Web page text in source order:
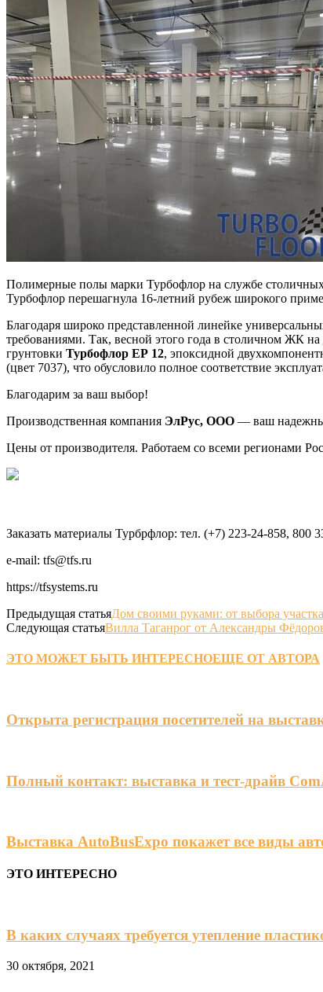
Полимерные полы марки Турбофлор на службе
Турбофлор перешагнула 16-летний рубеж широкого
Благодаря широко представленной линейке
требованиями. Так, весной этого года в столичном ЖК
грунтовки Турбофлор ЕР 12, эпоксидной
(цвет 7037), что обусловило полное соответствие
Благодарим за ваш выбор!
Производственная компания ЭлРус, ООО — ваш
Цены от производителя. Работаем со всеми регионами
Заказать материалы Турбрфлор: тел. (+7) 223-24-858, 800
e-mail: tfs@tfs.ru
https://tfsystems.ru
Предыдущая статьяДом своими руками: от выбора
Следующая статьяВилла Таганрог от Александры
ЭТО МОЖЕТ БЫТЬ ИНТЕРЕСНОЕЩЕ ОТ АВТОРА
Открыта регистрация посетителей на
Полный контакт: выставка и тест-драйв
Выставка AutoBusExpo покажет все виды
ЭТО ИНТЕРЕСНО
В каких случаях требуется утепление
30 октября, 2021